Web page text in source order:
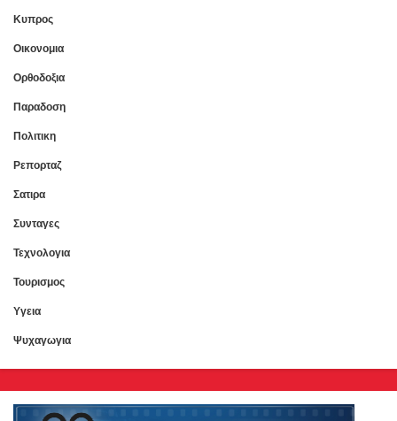
Κυπρος
Οικονομια
Ορθοδοξια
Παραδοση
Πολιτικη
Ρεπορταζ
Σατιρα
Συνταγες
Τεχνολογια
Τουρισμος
Υγεια
Ψυχαγωγια